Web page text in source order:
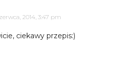
2014, 3:47 pm
ciekawy przepis:)